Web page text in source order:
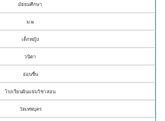
มัธยมศึกษา
ม.๒
เด็กหญิง
วนิดา
อ่อนชื่น
โรงเรียนผินแจ่มวิชาสอน
วัดเทพบุตร